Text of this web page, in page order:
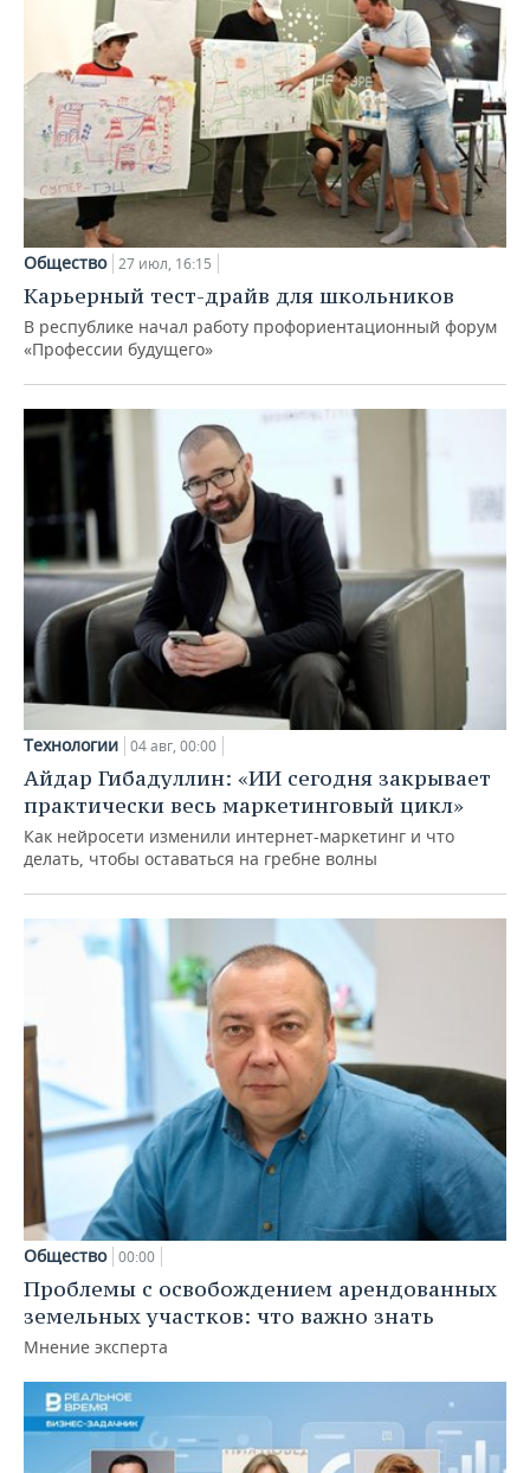
Общество 27 июл, 16:15
Карьерный тест-драйв для школьников
В республике начал работу профориентационный форум
«Профессии будущего»
Технологии 04 авг, 00:00
Айдар Гибадуллин: «ИИ сегодня закрывает
практически весь маркетинговый цикл»
Как нейросети изменили интернет-маркетинг и что
делать, чтобы оставаться на гребне волны
Общество 00:00
Проблемы с освобождением арендованных
земельных участков: что важно знать
Мнение эксперта